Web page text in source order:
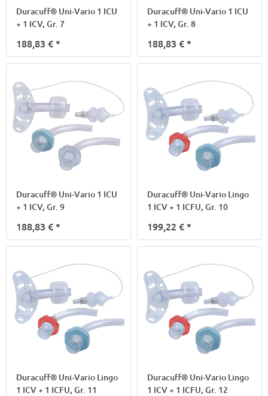
Duracuff® Uni-Vario 1 ICU
+ 1 ICV, Gr. 7
188,83 €*
Duracuff® Uni-Vario 1 ICU
+ 1 ICV, Gr. 8
188,83 €*
Duracuff® Uni-Vario 1 ICU
+ 1 ICV, Gr. 9
188,83 €*
Duracuff® Uni-Vario Lingo
1 ICV + 1 ICFU, Gr. 10
199,22 €*
Duracuff® Uni-Vario Lingo
1 ICV + 1 ICFU, Gr. 11
Duracuff® Uni-Vario Lingo
1 ICV + 1 ICFU, Gr. 12